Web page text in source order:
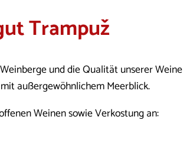
Trampuž
und die Qualität unserer Weine
außergewöhnlichem Meerblick.
Weinen sowie Verkostung an: